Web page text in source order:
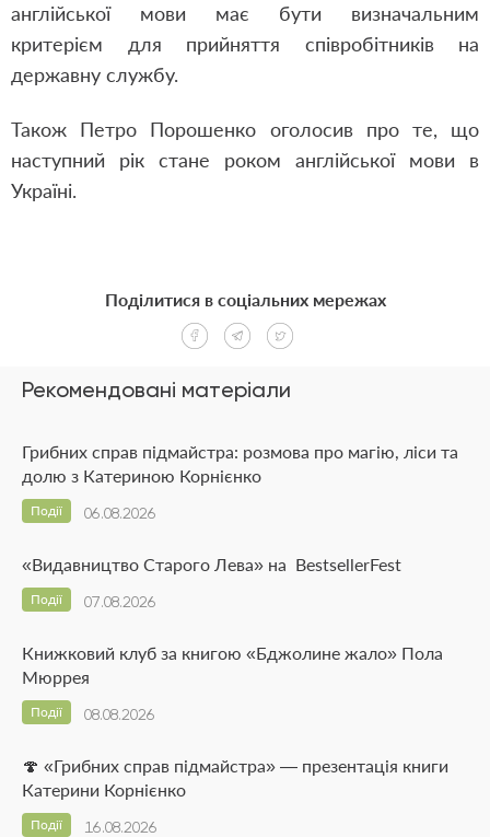
англійської мови має бути визначальним
критерієм для прийняття співробітників на
державну службу.
Також Петро Порошенко оголосив про те, що
наступний рік стане роком англійської мови в
Україні.
Рекомендовані матеріали
Грибних справ підмайстра: розмова про магію, ліси та
долю з Катериною Корнієнко
06.08.2026
Події
«Видавництво Старого Лева» на BestsellerFest
07.08.2026
Події
Книжковий клуб за книгою «Бджолине жало» Пола
Мюррея
08.08.2026
Події
🍄 «Грибних справ підмайстра» — презентація книги
Катерини Корнієнко
16.08.2026
Події
Поділитися в соціальних мережах